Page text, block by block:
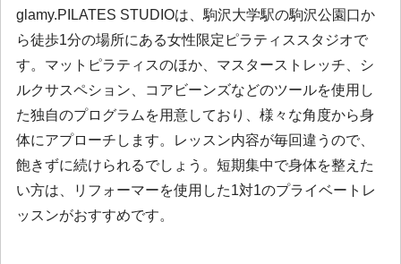
glamy.PILATES STUDIOは、駒沢大学駅の駒沢公園口か
ら徒歩1分の場所にある女性限定ピラティススタジオで
す。マットピラティスのほか、マスターストレッチ、シ
ルクサスペション、コアビーンズなどのツールを使用し
た独自のプログラムを用意しており、様々な角度から身
体にアプローチします。レッスン内容が毎回違うので、
飽きずに続けられるでしょう。短期集中で身体を整えた
い方は、リフォーマーを使用した1対1のプライベートレ
ッスンがおすすめです。